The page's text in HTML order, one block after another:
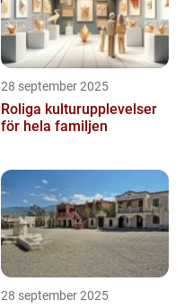
28 september 2025
Roliga kulturupplevelser
för hela familjen
28 september 2025